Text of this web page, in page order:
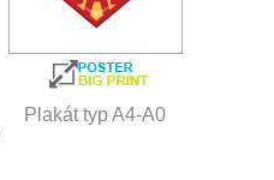
Plakát typ A4-A0